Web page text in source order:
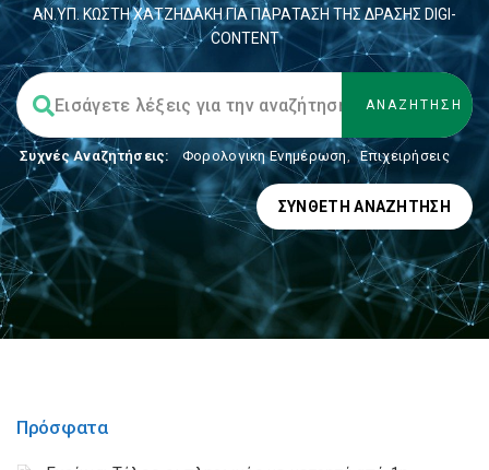
ΑΝ.ΥΠ. ΚΩΣΤΗ ΧΑΤΖΗΔΑΚΗ ΓΙΑ ΠΑΡΑΤΑΣΗ ΤΗΣ ΔΡΑΣΗΣ DIGI-
CONTENT
Συχνές Αναζητήσεις: Φορολογικη Ενημέρωση, Επιχειρήσεις
ΣΎΝΘΕΤΗ ΑΝΑΖΉΤΗΣΗ
Πρόσφατα